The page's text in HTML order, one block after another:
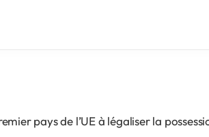
pays de l’UE à légaliser la